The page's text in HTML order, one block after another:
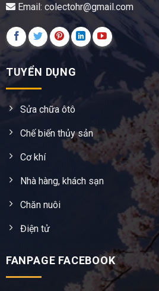
Email: colectohr@gmail.com
TUYỂN DỤNG
Sửa chữa ôtô
Chế biến thủy sản
Cơ khí
Nhà hàng, khách sạn
Chăn nuôi
Điện tử
FANPAGE FACEBOOK